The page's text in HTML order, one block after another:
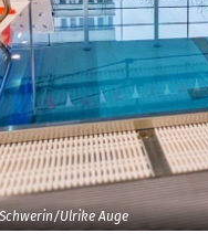
Ulrike Auge